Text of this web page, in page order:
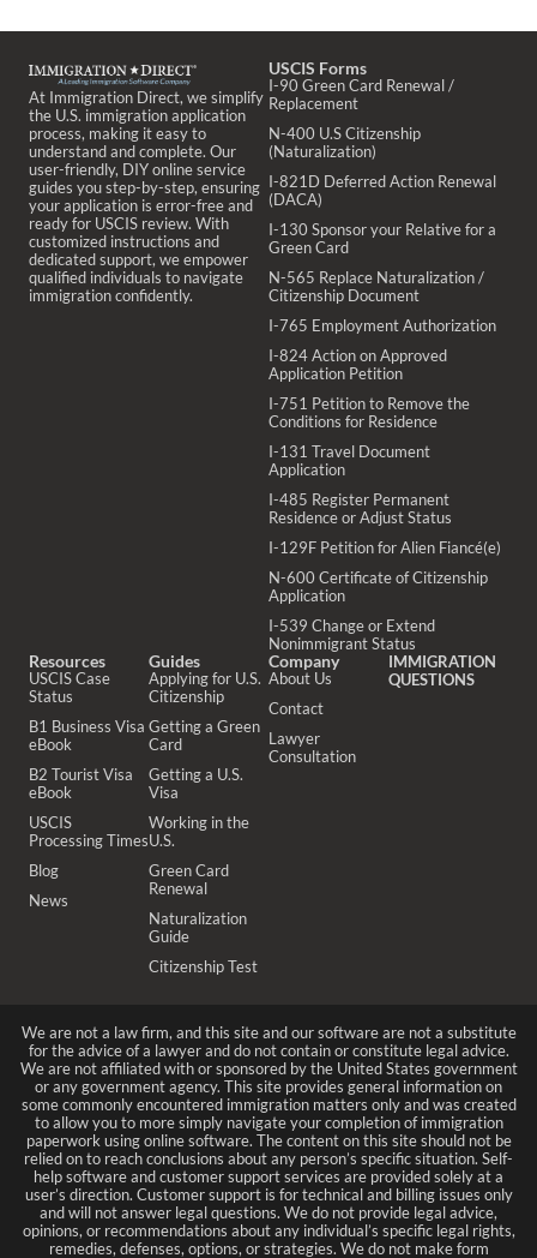
At Immigration Direct, we simplify
the U.S. immigration application
process, making it easy to
understand and complete. Our
user-friendly, DIY online service
guides you step-by-step, ensuring
your application is error-free and
ready for USCIS review. With
customized instructions and
dedicated support, we empower
qualified individuals to navigate
immigration confidently.
USCIS Forms
I-90 Green Card Renewal /
Replacement
N-400 U.S Citizenship
(Naturalization)
I-821D Deferred Action Renewal
(DACA)
I-130 Sponsor your Relative for a
Green Card
N-565 Replace Naturalization /
Citizenship Document
I-765 Employment Authorization
I-824 Action on Approved
Application Petition
I-751 Petition to Remove the
Conditions for Residence
I-131 Travel Document
Application
I-485 Register Permanent
Residence or Adjust Status
I-129F Petition for Alien Fiancé(e)
N-600 Certificate of Citizenship
Application
I-539 Change or Extend
Nonimmigrant Status
Resources
USCIS Case
Status
B1 Business Visa
eBook
B2 Tourist Visa
eBook
USCIS
Processing Times
Blog
News
Guides
Applying for U.S.
Citizenship
Getting a Green
Card
Getting a U.S.
Visa
Working in the
U.S.
Green Card
Renewal
Naturalization
Guide
Citizenship Test
Company
About Us
Contact
Lawyer
Consultation
IMMIGRATION
QUESTIONS
We are not a law firm, and this site and our software are not a substitute
for the advice of a lawyer and do not contain or constitute legal advice.
We are not affiliated with or sponsored by the United States government
or any government agency. This site provides general information on
some commonly encountered immigration matters only and was created
to allow you to more simply navigate your completion of immigration
paperwork using online software. The content on this site should not be
relied on to reach conclusions about any person’s specific situation. Self-
help software and customer support services are provided solely at a
user’s direction. Customer support is for technical and billing issues only
and will not answer legal questions. We do not provide legal advice,
opinions, or recommendations about any individual’s specific legal rights,
remedies, defenses, options, or strategies. We do not make form